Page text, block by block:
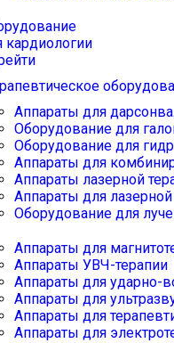
кардиологии
Аппараты для
Оборудование для
Оборудование для
Аппараты для
Аппараты лазерной
Аппараты для лазерной
Оборудование для
Аппараты для
Аппараты УВЧ-терапии
Аппараты для ударно-
Аппараты для
Аппараты для
Аппараты для